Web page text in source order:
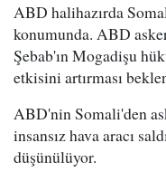
ABD halihazırda
konumunda. ABD
Şebab'ın Mogadişu
etkisini artırması
ABD'nin Somali'den
insansız hava aracı
düşünülüyor.